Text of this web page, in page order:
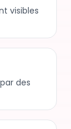
visibles
des